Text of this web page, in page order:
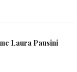
Laura Pausini